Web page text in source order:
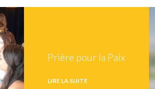
Prière pour la Paix
LIRE LA SUITE